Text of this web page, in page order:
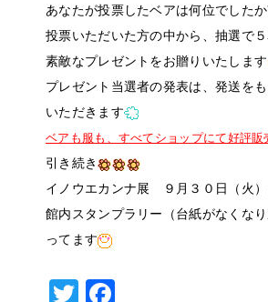
あなたが投票したベアは何位でしたか
投票いただいた方の中から、抽選で
素敵なプレゼントをお贈りいたします
プレゼント当選者の発表は、発送を
いただきます
ベアも服も、すべてショップにて好評販
引き続き
イノウエカンナ展 ９月３０日（火
館内スタンプラリー（台紙がなくな
ってます
T